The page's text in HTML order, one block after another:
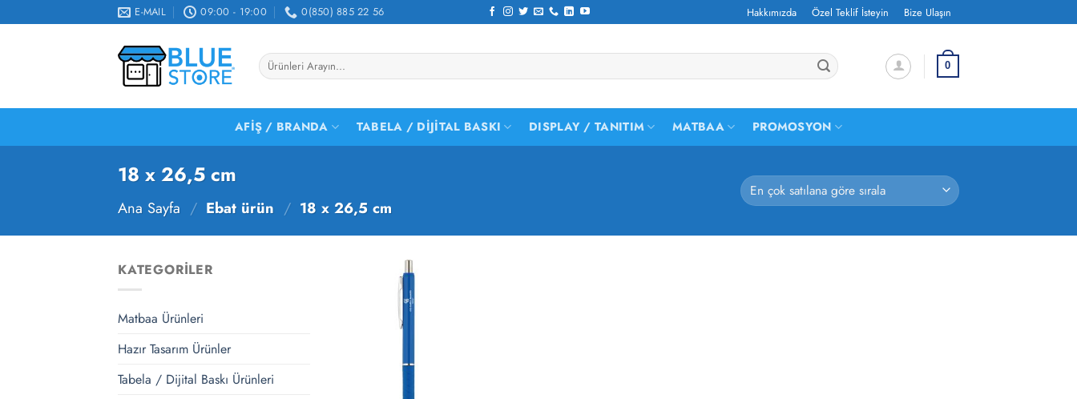
atla
E-MAIL 09:00 - 19:00 0(850) 885 22 56 Hakkımızda Özel Teklif İsteyin Bize Ulaşın
Ara: 0
AFIŞ / BRANDA TABELA / DIJITAL BASKI DISPLAY / TANITIM MATBAA PROMOSYON
18 x 26,5 cm
Ana Sayfa / Ebat ürün / 18 x 26,5 cm
KATEGORILER
Matbaa Ürünleri
Hazır Tasarım Ürünler
Tabela / Dijital Baskı Ürünleri